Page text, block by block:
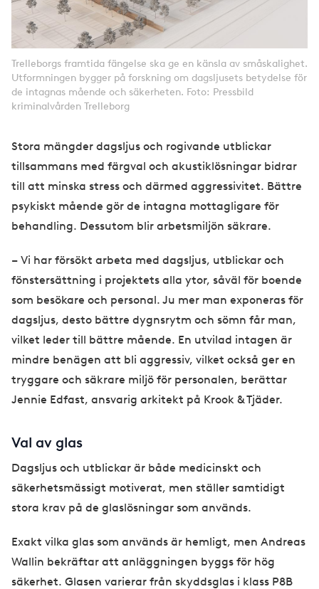
Trelleborgs framtida fängelse ska ge en känsla av småskalighet.
Utformningen bygger på forskning om dagsljusets betydelse för
de intagnas mående och säkerheten. Foto: Pressbild
kriminalvården Trelleborg
Stora mängder dagsljus och rogivande utblickar
tillsammans med färgval och akustiklösningar bidrar
till att minska stress och därmed aggressivitet. Bättre
psykiskt mående gör de intagna mottagligare för
behandling. Dessutom blir arbetsmiljön säkrare.
– Vi har försökt arbeta med dagsljus, utblickar och
fönstersättning i projektets alla ytor, såväl för boende
som besökare och personal. Ju mer man exponeras för
dagsljus, desto bättre dygnsrytm och sömn får man,
vilket leder till bättre mående. En utvilad intagen är
mindre benägen att bli aggressiv, vilket också ger en
tryggare och säkrare miljö för personalen, berättar
Jennie Edfast, ansvarig arkitekt på Krook & Tjäder.
Val av glas
Dagsljus och utblickar är både medicinskt och
säkerhetsmässigt motiverat, men ställer samtidigt
stora krav på de glaslösningar som används.
Exakt vilka glas som används är hemligt, men Andreas
Wallin bekräftar att anläggningen byggs för hög
säkerhet. Glasen varierar från skyddsglas i klass P8B